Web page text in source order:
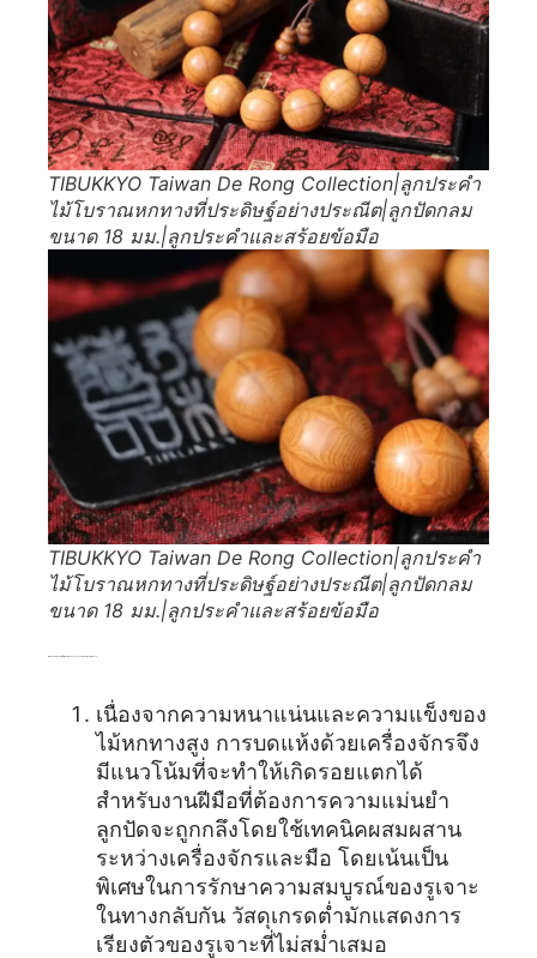
TIBUKKYO Taiwan De Rong Collection|ลูกประคำ
ไม้โบราณหกทางที่ประดิษฐ์อย่างประณีต|ลูกปัดกลม
ขนาด 18 มม.|ลูกประคำและสร้อยข้อมือ
TIBUKKYO Taiwan De Rong Collection|ลูกประคำ
ไม้โบราณหกทางที่ประดิษฐ์อย่างประณีต|ลูกปัดกลม
ขนาด 18 มม.|ลูกประคำและสร้อยข้อมือ
เนื่องจากความหนาแน่นและความแข็งของ
ไม้หกทางสูง การบดแห้งด้วยเครื่องจักรจึง
มีแนวโน้มที่จะทำให้เกิดรอยแตกได้
สำหรับงานฝีมือที่ต้องการความแม่นยำ
ลูกปัดจะถูกกลึงโดยใช้เทคนิคผสมผสาน
ระหว่างเครื่องจักรและมือ โดยเน้นเป็น
พิเศษในการรักษาความสมบูรณ์ของรูเจาะ
ในทางกลับกัน วัสดุเกรดต่ำมักแสดงการ
เรียงตัวของรูเจาะที่ไม่สม่ำเสมอ